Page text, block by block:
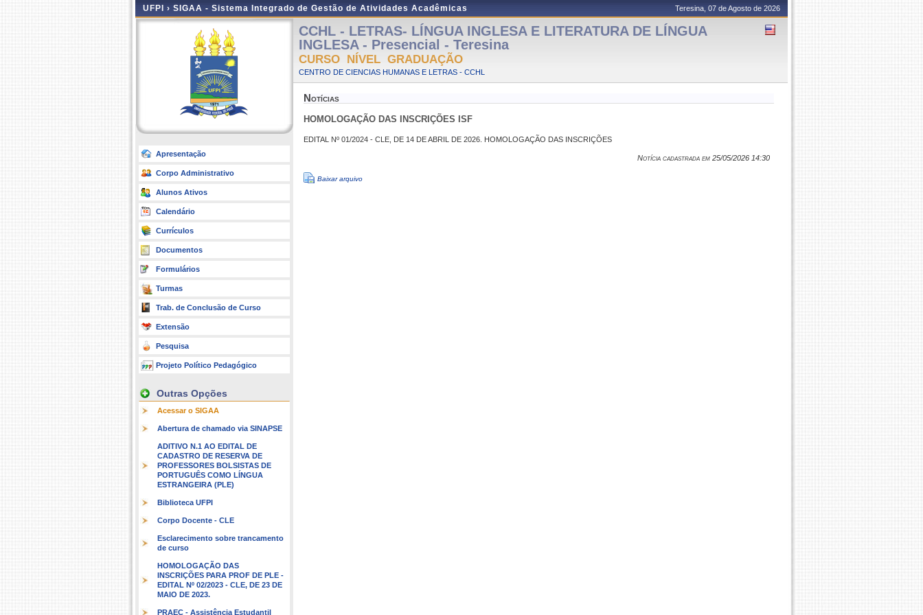
UFPI › SIGAA - Sistema Integrado de Gestão de Atividades Acadêmicas Teresina, 07 de Agosto de 2026
Apresentação
Corpo Administrativo
Alunos Ativos
Calendário
Currículos
Documentos
Formulários
Turmas
Trab. de Conclusão de Curso
Extensão
Pesquisa
Projeto Político Pedagógico
Outras Opções
Acessar o SIGAA
Abertura de chamado via SINAPSE
ADITIVO N.1 AO EDITAL DE
CADASTRO DE RESERVA DE
PROFESSORES BOLSISTAS DE
PORTUGUÊS COMO LÍNGUA
ESTRANGEIRA (PLE)
Biblioteca UFPI
Corpo Docente - CLE
Esclarecimento sobre trancamento
de curso
HOMOLOGAÇÃO DAS
INSCRIÇÕES PARA PROF DE PLE -
EDITAL Nº 02/2023 - CLE, DE 23 DE
MAIO DE 2023.
PRAEC - Assistência Estudantil
CCHL - LETRAS- LÍNGUA INGLESA E LITERATURA DE LÍNGUA
INGLESA - Presencial - Teresina
CURSO NÍVEL GRADUAÇÃO
CENTRO DE CIENCIAS HUMANAS E LETRAS - CCHL
Notícias
HOMOLOGAÇÃO DAS INSCRIÇÕES ISF
EDITAL Nº 01/2024 - CLE, DE 14 DE ABRIL DE 2026. HOMOLOGAÇÃO DAS INSCRIÇÕES
Notícia cadastrada em 25/05/2026 14:30
Baixar arquivo